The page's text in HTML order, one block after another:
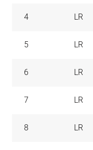
4 LR
5 LR
6 LR
7 LR
8 LR